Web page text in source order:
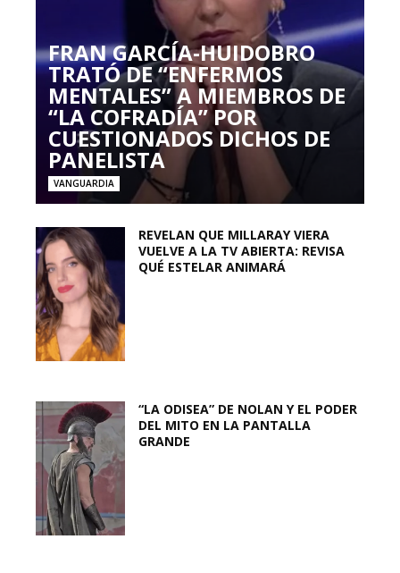
FRAN GARCÍA-HUIDOBRO
TRATÓ DE “ENFERMOS
MENTALES” A MIEMBROS DE
“LA COFRADÍA” POR
CUESTIONADOS DICHOS DE
PANELISTA
VANGUARDIA
REVELAN QUE MILLARAY VIERA
VUELVE A LA TV ABIERTA: REVISA
QUÉ ESTELAR ANIMARÁ
“LA ODISEA” DE NOLAN Y EL PODER
DEL MITO EN LA PANTALLA
GRANDE